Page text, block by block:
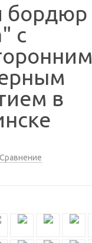
бордюр
с
в
Сравнение